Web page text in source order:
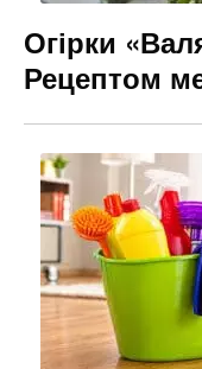
Огірки
Рецептом